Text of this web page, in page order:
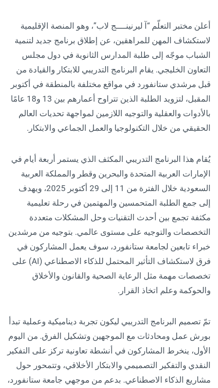
أعلن مختبر التعلّم “آ ليرنينــــج لاب”، وهو المنصة الإقليمية
لاستكشاف المهن للمراهقين، عن إطلاق برنامج جديد لتنمية
الشباب موجّه إلى طلبة المدارس الثانوية في دول مجلس
التعاون الخليجي. يقام البرنامج التدريبي للابتكار والقيادة من
قبل مرشدي ستانفورد في مواقع مختلفة بالمنطقة في أكتوبر
المقبل، لتزويد الطلبة الذين تتراوح أعمارهم بين 13 و18 عامًا
بالأدوات والعقلية والتوجيه اللازمين لمواجهة تحديات العالم
الحقيقي من خلال التكنولوجيا والعمل الجماعي والابتكار.
يُقام هذا البرنامج التدريبي المكثف الذي يستمر أربعة أيام في
الإمارات العربية المتحدة والبحرين وقطر والمملكة العربية
السعودية خلال الفترة من 11 إلى 29 أكتوبر 2025، ويهدف
إلى جمع الطلبة المتحمسين والمهتمين في رحلة تعليمية
مكثفة تجمع بين أحدث التقنيات وحل المشكلات متعددة
التخصصات والتوجيه على مستوى عالمي. بتوجيه من مرشدين
خبراء تابعين لجامعة ستانفورد، سوف يعمل المشاركون في
فرق لاستكشاف التأثير المحتمل للذكاء الاصطناعي (AI) على
تخصصات مهمة مثل الرعاية الصحية والقانون والأخلاق
والحوكمة وعلم اتخاذ القرار.
تمّ تصميم البرنامج التدريبي ليكون تجربة ديناميكية وعملية تبدأ
بورش عمل ومحادثات مع الموجهين وتشكيل الفرق. من اليوم
الأول، ينخرط المشاركون في أنشطة تعاونية تركز على التفكير
النقدي والتفكير التصميمي والابتكار الأخلاقي، وتتمحور حول
مشاريع الذكاء الاصطناعي. بدعم من موجهي جامعة ستانفورد،